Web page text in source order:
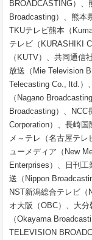
BROADCASTING）、
Broadcasting）、熊本
TKUテレビ熊本（
テレビ（KURASHIKI
（KUTV）、共同通
放送（Mie Television
Telecasting Co., ltd.）
（Nagano
Broadcasting）、NCC
Corporation）、長崎国
メ～テレ（名古屋テ
ューメディア（New
Enterprises）、日刊
送（Nippon
NST新潟総合テレビ
オ大阪（OBC）、大
（Okayama
TELEVISION